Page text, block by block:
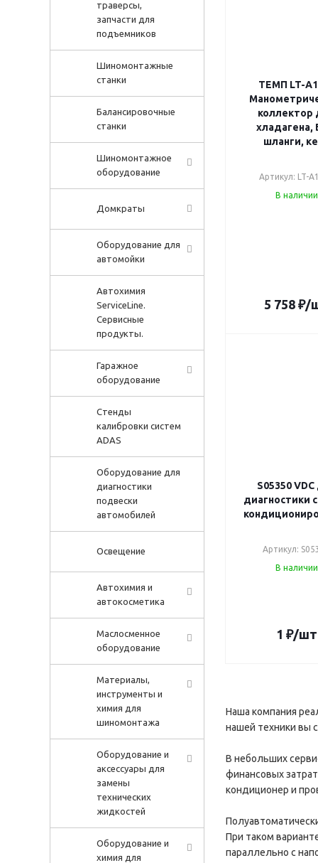
ТЕМП LT-
коллектор
хладагена,
шланги,
Артикул: LT-
В наличии
5 758₽/
S05350
диагностики
Артикул:
В наличии
1 ₽/шт
Наша компания
нашей техники вы
В небольших
финансовых
кондиционер и
При таком
параллельно с
траверсы,
запчасти для
подъемников
Шиномонтажные
станки
Балансировочные
станки
Шиномонтажное
оборудование
Домкраты
Оборудование для
автомойки
Автохимия
ServiceLine.
Сервисные
продукты.
Гаражное
оборудование
Стенды
калибровки систем
ADAS
Оборудование для
диагностики
подвески
автомобилей
Освещение
Автохимия и
автокосметика
Маслосменное
оборудование
Материалы,
инструменты и
химия для
шиномонтажа
Оборудование и
аксессуары для
замены
технических
жидкостей
Оборудование и
химия для